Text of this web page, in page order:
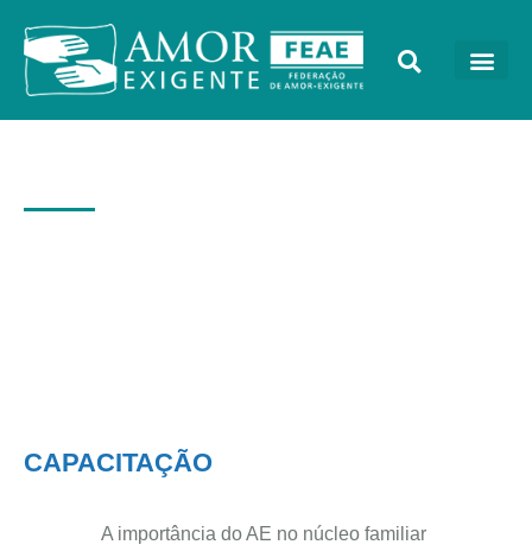
CAPACITAÇÃO
A importância do AE no núcleo familiar